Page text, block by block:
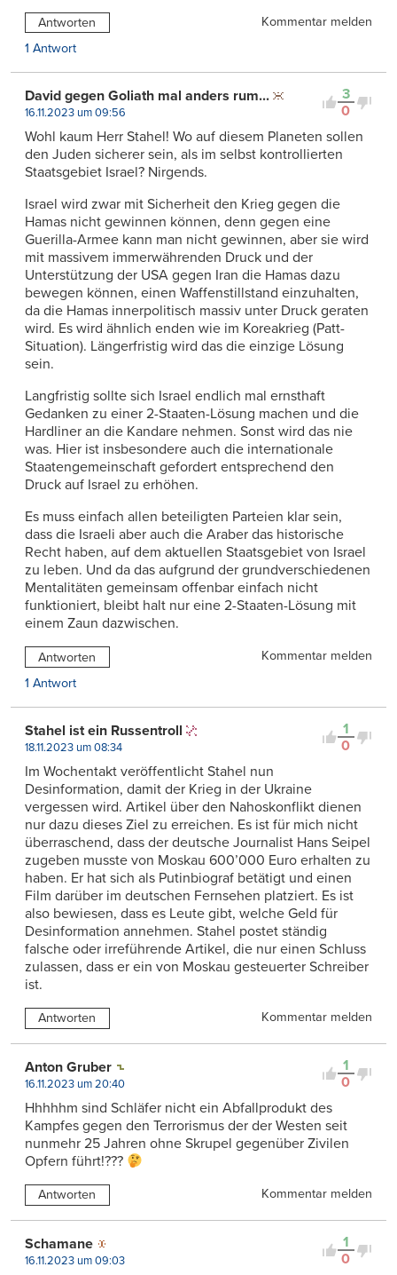
Antworten
Kommentar melden
1 Antwort
3
0
David gegen Goliath mal anders rum...
16.11.2023 um 09:56
Wohl kaum Herr Stahel! Wo auf diesem Planeten sollen
den Juden sicherer sein, als im selbst kontrollierten
Staatsgebiet Israel? Nirgends.
Israel wird zwar mit Sicherheit den Krieg gegen die
Hamas nicht gewinnen können, denn gegen eine
Guerilla-Armee kann man nicht gewinnen, aber sie wird
mit massivem immerwährenden Druck und der
Unterstützung der USA gegen Iran die Hamas dazu
bewegen können, einen Waffenstillstand einzuhalten,
da die Hamas innerpolitisch massiv unter Druck geraten
wird. Es wird ähnlich enden wie im Koreakrieg (Patt-
Situation). Längerfristig wird das die einzige Lösung
sein.
Langfristig sollte sich Israel endlich mal ernsthaft
Gedanken zu einer 2-Staaten-Lösung machen und die
Hardliner an die Kandare nehmen. Sonst wird das nie
was. Hier ist insbesondere auch die internationale
Staatengemeinschaft gefordert entsprechend den
Druck auf Israel zu erhöhen.
Es muss einfach allen beteiligten Parteien klar sein,
dass die Israeli aber auch die Araber das historische
Recht haben, auf dem aktuellen Staatsgebiet von Israel
zu leben. Und da das aufgrund der grundverschiedenen
Mentalitäten gemeinsam offenbar einfach nicht
funktioniert, bleibt halt nur eine 2-Staaten-Lösung mit
einem Zaun dazwischen.
Antworten
Kommentar melden
1 Antwort
1
0
Stahel ist ein Russentroll
18.11.2023 um 08:34
Im Wochentakt veröffentlicht Stahel nun
Desinformation, damit der Krieg in der Ukraine
vergessen wird. Artikel über den Nahoskonflikt dienen
nur dazu dieses Ziel zu erreichen. Es ist für mich nicht
überraschend, dass der deutsche Journalist Hans Seipel
zugeben musste von Moskau 600’000 Euro erhalten zu
haben. Er hat sich als Putinbiograf betätigt und einen
Film darüber im deutschen Fernsehen platziert. Es ist
also bewiesen, dass es Leute gibt, welche Geld für
Desinformation annehmen. Stahel postet ständig
falsche oder irreführende Artikel, die nur einen Schluss
zulassen, dass er ein von Moskau gesteuerter Schreiber
ist.
Antworten Kommentar melden
1
0
Anton Gruber
16.11.2023 um 20:40
Hhhhhm sind Schläfer nicht ein Abfallprodukt des
Kampfes gegen den Terrorismus der der Westen seit
nunmehr 25 Jahren ohne Skrupel gegenüber Zivilen
Opfern führt!???
Antworten Kommentar melden
1
0
Schamane
16.11.2023 um 09:03